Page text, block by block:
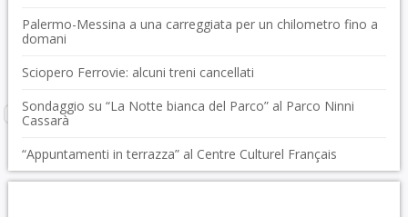
Palermo-Messina a una carreggiata per un chilometro fino a
domani
Sciopero Ferrovie: alcuni treni cancellati
Sondaggio su “La Notte bianca del Parco” al Parco Ninni
Cassarà
“Appuntamenti in terrazza” al Centre Culturel Français